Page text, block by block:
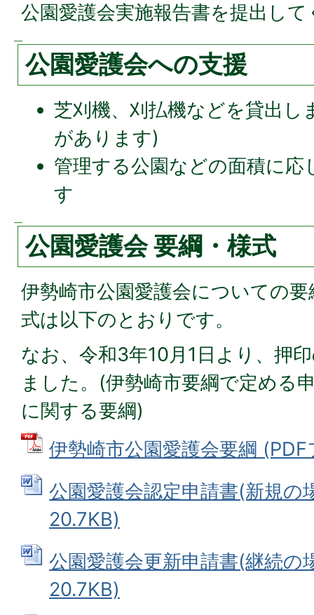
公園愛護会実施報告書を提出し
公園愛護会への支援
芝刈機、刈払機などを貸出し
があります)
管理する公園などの面積に応
す
公園愛護会 要綱・様式
伊勢崎市公園愛護会についての
式は以下のとおりです。
なお、令和3年10月1日より、押
ました。(伊勢崎市要綱で定める
に関する要綱)
伊勢崎市公園愛護会要綱
公園愛護会認定申請書(新規
20.7KB)
公園愛護会更新申請書(継続
20.7KB)